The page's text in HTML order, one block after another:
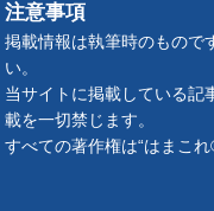
注意事項
掲載情報は執筆時のもので
い。
当サイトに掲載している記
載を一切禁じます。
すべての著作権は“はまこ